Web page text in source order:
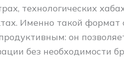
технологических
Именно такой формат
он
без необходимости